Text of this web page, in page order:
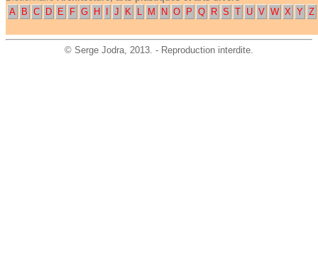
A
B C D E F G H J K L M N O P Q R S T U V W X Y Z
© Serge Jodra, 2013. - Reproduction interdite.